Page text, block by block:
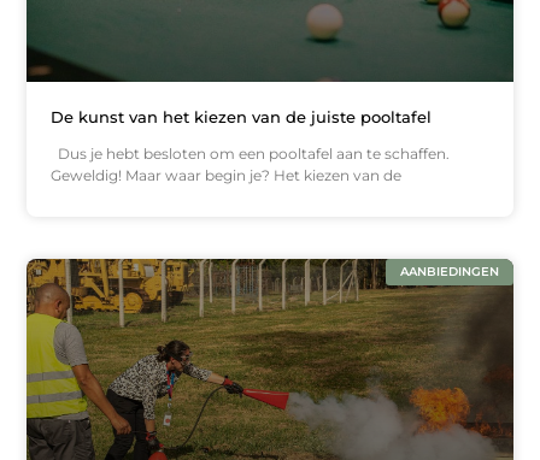
De kunst van het kiezen van de juiste pooltafel
Dus je hebt besloten om een pooltafel aan te schaffen.
Geweldig! Maar waar begin je? Het kiezen van de
AANBIEDINGEN